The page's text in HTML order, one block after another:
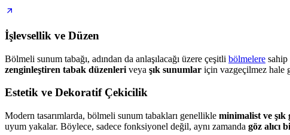
İşlevsellik ve Düzen
Bölmeli sunum tabağı, adından da anlaşılacağı üzere çeşitli bölmelere sahip
zenginleştiren tabak düzenleri veya şık sunumlar için vazgeçilmez hale
Estetik ve Dekoratif Çekicilik
Modern tasarımlarda, bölmeli sunum tabakları genellikle minimalist ve
uyum yakalar. Böylece, sadece fonksiyonel değil, aynı zamanda göz alıcı